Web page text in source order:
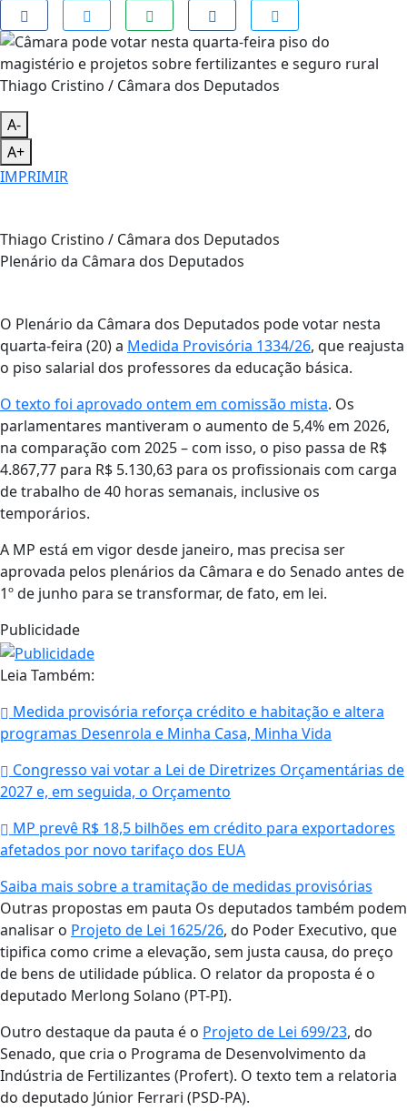
Thiago Cristino / Câmara dos Deputados
A-
A+
IMPRIMIR
Thiago Cristino / Câmara dos Deputados
Plenário da Câmara dos Deputados
O Plenário da Câmara dos Deputados pode votar nesta
quarta-feira (20) a Medida Provisória 1334/26, que reajusta
o piso salarial dos professores da educação básica.
O texto foi aprovado ontem em comissão mista. Os
parlamentares mantiveram o aumento de 5,4% em 2026,
na comparação com 2025 – com isso, o piso passa de R$
4.867,77 para R$ 5.130,63 para os profissionais com carga
de trabalho de 40 horas semanais, inclusive os
temporários.
A MP está em vigor desde janeiro, mas precisa ser
aprovada pelos plenários da Câmara e do Senado antes de
1º de junho para se transformar, de fato, em lei.
Publicidade
Leia Também:
Medida provisória reforça crédito e habitação e altera
programas Desenrola e Minha Casa, Minha Vida
Congresso vai votar a Lei de Diretrizes Orçamentárias de
2027 e, em seguida, o Orçamento
MP prevê R$ 18,5 bilhões em crédito para exportadores
afetados por novo tarifaço dos EUA
Saiba mais sobre a tramitação de medidas provisórias
Outras propostas em pauta Os deputados também podem
analisar o Projeto de Lei 1625/26, do Poder Executivo, que
tipifica como crime a elevação, sem justa causa, do preço
de bens de utilidade pública. O relator da proposta é o
deputado Merlong Solano (PT-PI).
Outro destaque da pauta é o Projeto de Lei 699/23, do
Senado, que cria o Programa de Desenvolvimento da
Indústria de Fertilizantes (Profert). O texto tem a relatoria
do deputado Júnior Ferrari (PSD-PA).